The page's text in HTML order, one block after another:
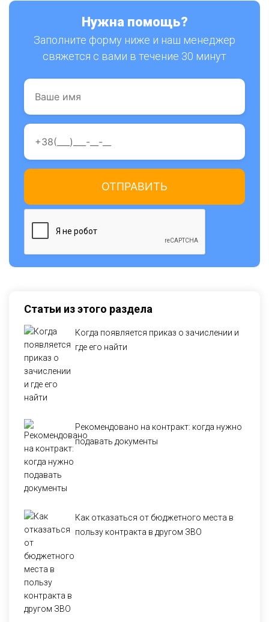
Нужна помощь?
Заполните форму ниже и наш менеджер
свяжется с вами в течение 30 минут
Статьи из этого раздела
Когда появляется приказ о зачислении и
где его найти
Рекомендовано на контракт: когда нужно
подавать документы
Как отказаться от бюджетного места в
пользу контракта в другом ЗВО